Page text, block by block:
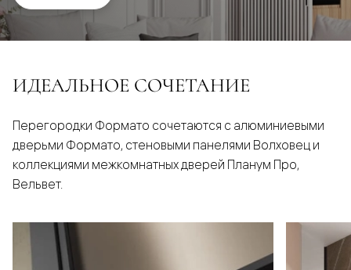
ИДЕАЛЬНОЕ СОЧЕТАНИЕ
Перегородки Формато сочетаются с алюминиевыми
дверьми Формато, стеновыми панелями Волховец и
коллекциями межкомнатных дверей Планум Про,
Вельвет.